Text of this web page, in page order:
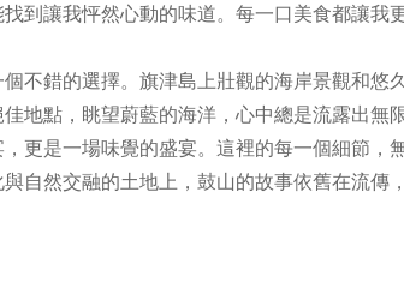
到讓我怦然心動的味道。每一口美食都讓我
不錯的選擇。旗津島上壯觀的海岸景觀和悠
地點，眺望蔚藍的海洋，心中總是流露出無限
更是一場味覺的盛宴。這裡的每一個細節，
自然交融的土地上，鼓山的故事依舊在流傳